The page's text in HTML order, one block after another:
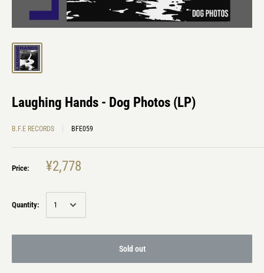
Laughing Hands - Dog Photos (LP)
B.F.E RECORDS BFE059
Price: ¥2,778
Quantity:
Sold out